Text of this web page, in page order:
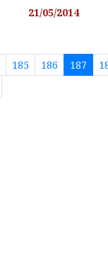
21/05/2014
185 186 187